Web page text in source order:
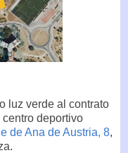
luz verde al contrato
deportivo
de Ana de Austria, 8,